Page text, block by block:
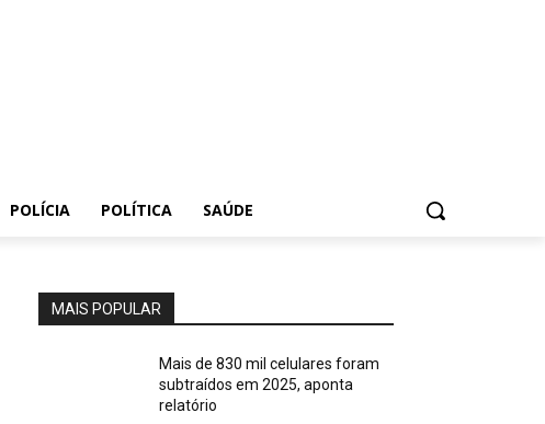
POLÍCIA POLÍTICA SAÚDE
MAIS POPULAR
Mais de 830 mil celulares foram
subtraídos em 2025, aponta
relatório